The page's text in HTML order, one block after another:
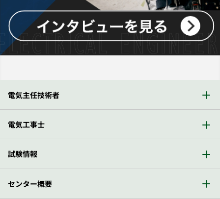
電気主任技術者
電気工事士
試験情報
センター概要